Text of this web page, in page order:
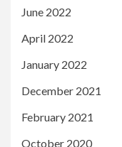
June 2022
April 2022
January 2022
December 2021
February 2021
October 2020